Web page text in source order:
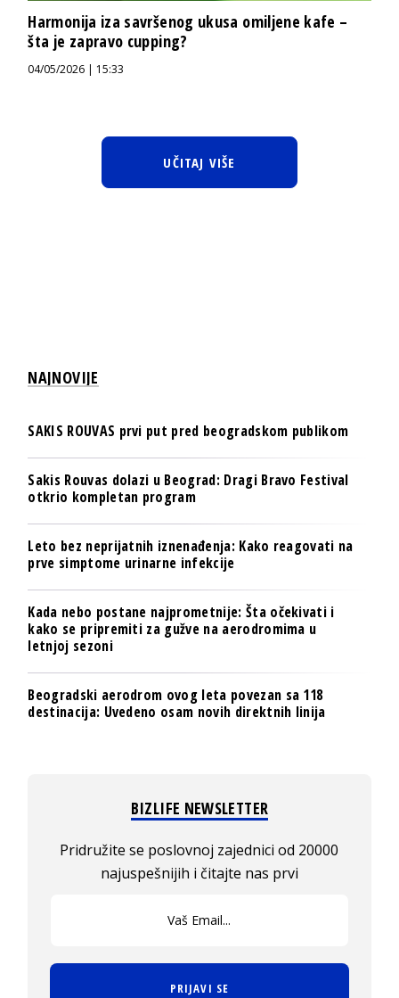
Harmonija iza savršenog ukusa omiljene kafe –
šta je zapravo cupping?
04/05/2026 | 15:33
UČITAJ VIŠE
NAJNOVIJE
SAKIS ROUVAS prvi put pred beogradskom publikom
Sakis Rouvas dolazi u Beograd: Dragi Bravo Festival
otkrio kompletan program
Leto bez neprijatnih iznenađenja: Kako reagovati na
prve simptome urinarne infekcije
Kada nebo postane najprometnije: Šta očekivati i
kako se pripremiti za gužve na aerodromima u
letnjoj sezoni
Beogradski aerodrom ovog leta povezan sa 118
destinacija: Uvedeno osam novih direktnih linija
BIZLIFE NEWSLETTER
Pridružite se poslovnoj zajednici od 20000
najuspešnijih i čitajte nas prvi
PRIJAVI SE